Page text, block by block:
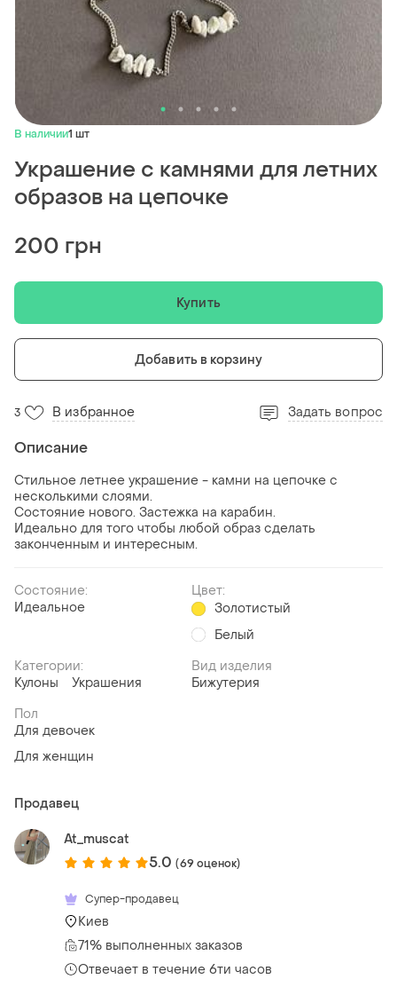
В наличии1 шт
Украшение с камнями для летних
образов на цепочке
200 грн
Купить
Добавить в корзину
3 В избранное Задать вопрос
Описание
Стильное летнее украшение - камни на цепочке с
несколькими слоями.
Состояние нового. Застежка на карабин.
Идеально для того чтобы любой образ сделать
законченным и интересным.
Состояние:
Идеальное
Цвет:
Золотистый
Белый
Категории:
Кулоны
Украшения
Вид изделия
Бижутерия
Пол
Для девочек
Для женщин
Продавец
At_muscat
5.0 (69 оценок)
Супер-продавец
Киев
71% выполненных заказов
Отвечает в течение 6ти часов